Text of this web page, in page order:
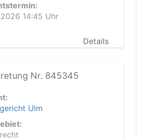
14:45 Uhr
Details
Nr. 845345
Ulm